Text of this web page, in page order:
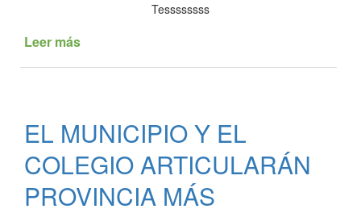
de
Tessssssss
Leer más
CALDERA,
ARIEL
MAIDANA
GANÓ
EL
EL MUNICIPIO Y EL
COLEGIO ARTICULARÁN
PROVINCIA MÁS